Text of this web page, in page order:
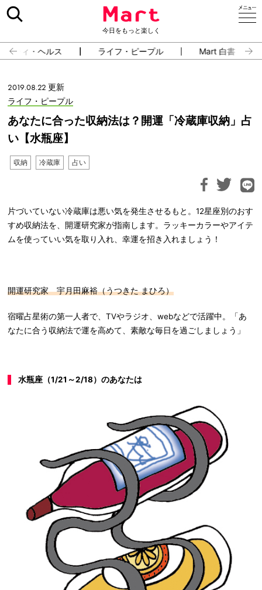
今日をもっと楽しく
ーティ・ヘルス ライフ・ピープル Mart 白書
2019.08.22 更新
ライフ・ピープル
あなたに合った収納法は？開運「冷蔵庫収納」占
い【水瓶座】
収納 冷蔵庫 占い
片づいていない冷蔵庫は悪い気を発生させるもと。12星座別のおす
すめ収納法を、開運研究家が指南します。ラッキーカラーやアイテ
ムを使っていい気を取り入れ、幸運を招き入れましょう！
開運研究家 宇月田麻裕（うつきた まひろ）
宿曜占星術の第一人者で、TVやラジオ、webなどで活躍中。「あ
なたに合う収納法で運を高めて、素敵な毎日を過ごしましょう」
水瓶座（1/21～2/18）のあなたは